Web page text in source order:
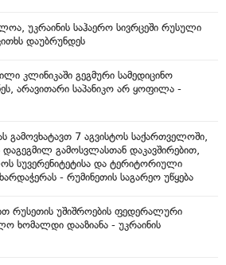
უკრაინის საჰაერო სივრცეში რუსული
დაუბრუნდეს
კლინიკაში გეგმური სამედიცინო
არავითარი საპანიკო არ ყოფილა -
გამოვხატავთ 7 აგვისტოს საქართველოში,
გამოსვლასთან დაკავშირებით,
სუვერენიტეტისა და ტერიტორიული
- რუმინეთის საგარეო უწყება
რუსეთის უშიშროების ფედერალური
ხომალდი დააზიანა - უკრაინის